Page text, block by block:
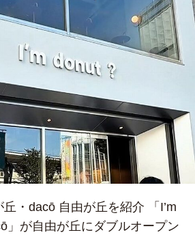
丘・dacō 自由が丘を紹介 「I’m
」が自由が丘にダブルオープン